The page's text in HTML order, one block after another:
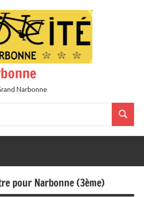
Narbonne
pour Narbonne (3ème)